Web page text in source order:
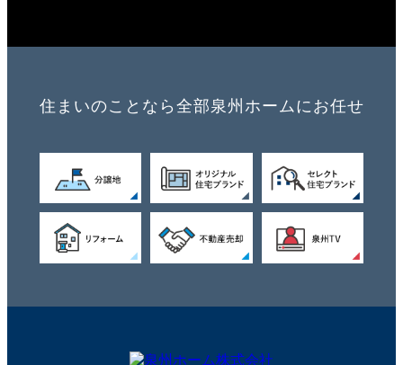
住まいのことなら全部泉州ホームにお任せ